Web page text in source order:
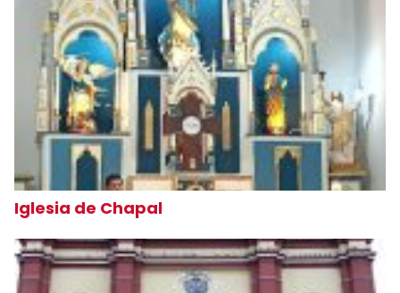
Iglesia de Chapal